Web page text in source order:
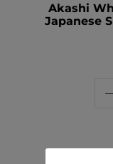
Akashi
Japanese